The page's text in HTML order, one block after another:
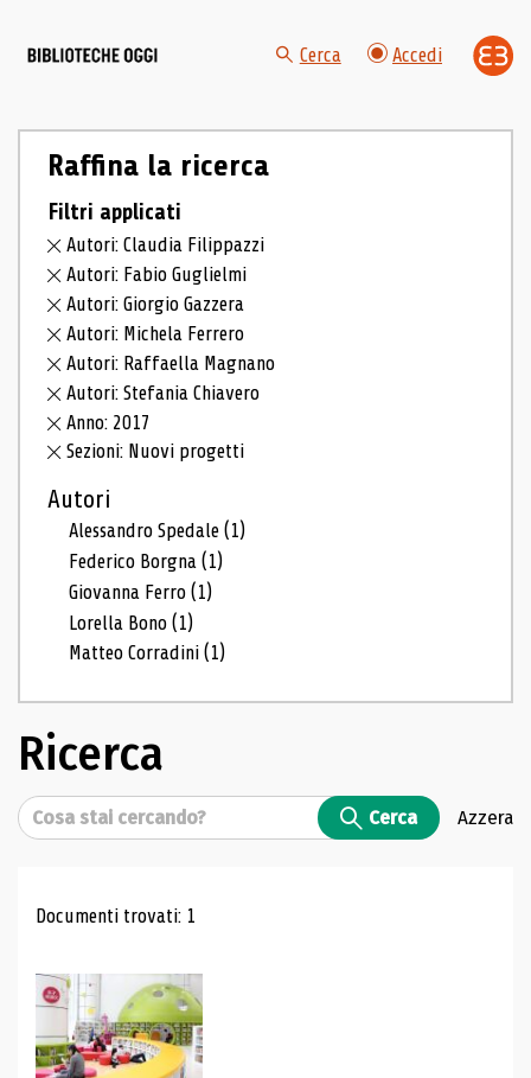
Cerca Accedi
Raffina la ricerca
Filtri applicati
Autori: Claudia Filippazzi
Autori: Fabio Guglielmi
Autori: Giorgio Gazzera
Autori: Michela Ferrero
Autori: Raffaella Magnano
Autori: Stefania Chiavero
Anno: 2017
Sezioni: Nuovi progetti
Autori
Alessandro Spedale(1)
Federico Borgna(1)
Giovanna Ferro(1)
Lorella Bono(1)
Matteo Corradini(1)
Ricerca
Cerca Cerca Azzera
Risultati di ricerca
Documenti trovati: 1